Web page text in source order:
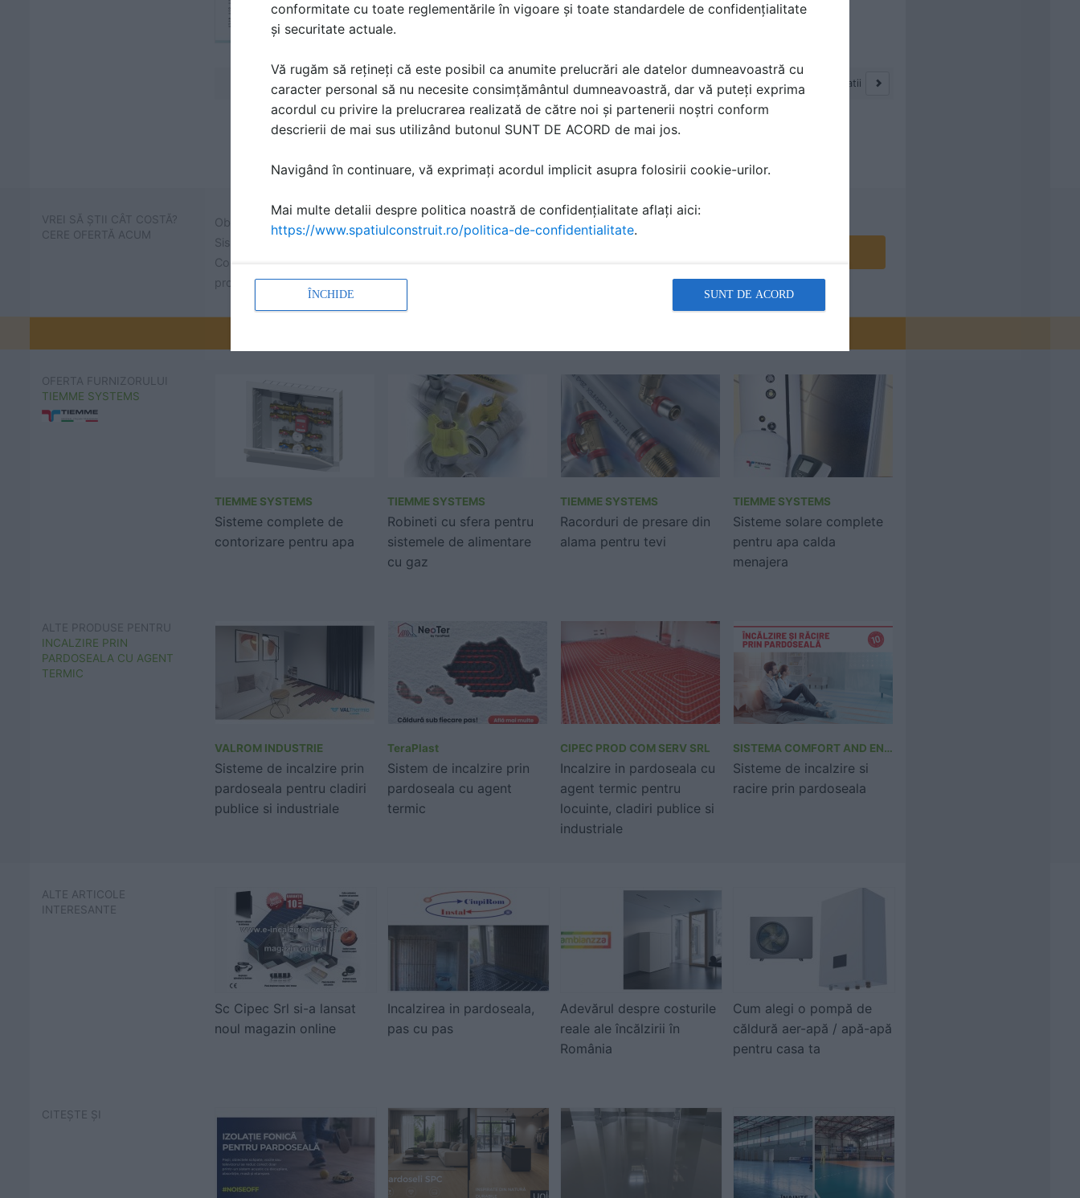
1 - 10 din 17 documentatii
VREI SĂ ȘTII CÂT COSTĂ?
CERE OFERTĂ ACUM
Obține prețuri și află cât costă produsele din gama de
Sisteme complete de incalzire in pardoseala TIEMME
Contactează TIEMME SYSTEMS și cere prețuri pentru
proiectul tau.
OFERTA FURNIZORULUI
TIEMME SYSTEMS
TIEMME SYSTEMS
Sisteme complete de
contorizare pentru apa
TIEMME SYSTEMS
Robineti cu sfera pentru
sistemele de alimentare
cu gaz
TIEMME SYSTEMS
Racorduri de presare din
alama pentru tevi
TIEMME SYSTEMS
Sisteme solare complete
pentru apa calda
menajera
ALTE PRODUSE PENTRU
INCALZIRE PRIN
PARDOSEALA CU AGENT
TERMIC
VALROM INDUSTRIE
Sisteme de incalzire prin
pardoseala pentru cladiri
publice si industriale
TeraPlast
Sistem de incalzire prin
pardoseala cu agent
termic
CIPEC PROD COM SERV SRL
Incalzire in pardoseala cu
agent termic pentru
locuinte, cladiri publice si
industriale
SISTEMA COMFORT AND ENERGY SAVING
Sisteme de incalzire si
racire prin pardoseala
ALTE ARTICOLE
INTERESANTE
Sc Cipec Srl si-a lansat
noul magazin online
Incalzirea in pardoseala,
pas cu pas
Adevărul despre costurile
reale ale încălzirii în
România
Cum alegi o pompă de
căldură aer-apă / apă-apă
pentru casa ta
CITEȘTE ȘI
conformitate cu toate reglementările în vigoare și toate standardele de confidențialitate
și securitate actuale.
Vă rugăm să rețineți că este posibil ca anumite prelucrări ale datelor dumneavoastră cu
caracter personal să nu necesite consimțământul dumneavoastră, dar vă puteți exprima
acordul cu privire la prelucrarea realizată de către noi și partenerii noștri conform
descrierii de mai sus utilizând butonul SUNT DE ACORD de mai jos.
Navigând în continuare, vă exprimați acordul implicit asupra folosirii cookie-urilor.
Mai multe detalii despre politica noastră de confidențialitate aflați aici:
https://www.spatiulconstruit.ro/politica-de-confidentialitate.
ÎNCHIDE SUNT DE ACORD